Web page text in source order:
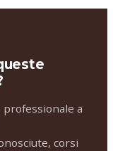
a
corsi